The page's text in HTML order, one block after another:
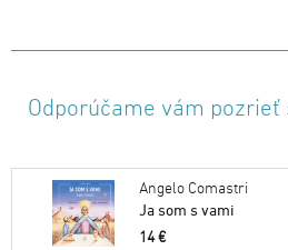
Odporúčame vám
Angelo Comastri
Ja som s vami
14 €